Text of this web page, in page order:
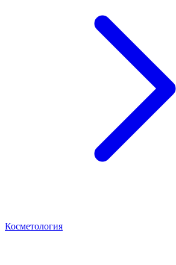
Косметология